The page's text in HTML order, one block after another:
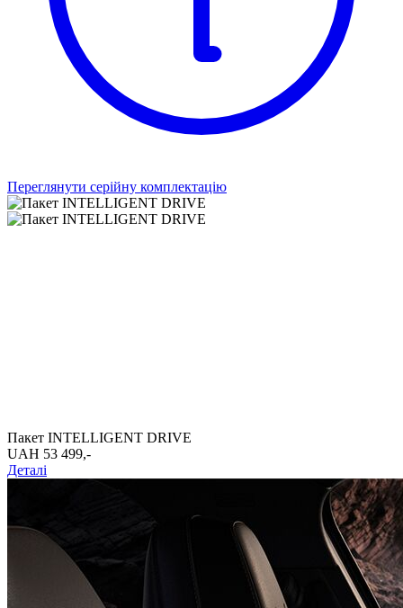
Переглянути серійну комплектацію
Пакет INTELLIGENT DRIVE
UAH 53 499,-‍
Деталі